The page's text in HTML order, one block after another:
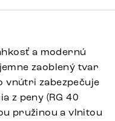
a modernú
zaoblený tvar
vnútri zabezpečuje
z peny (RG 40
pružinou a vlnitou